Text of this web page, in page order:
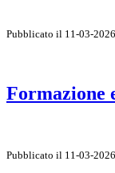
Pubblicato il 11-03-2026
Formazione
Pubblicato il 11-03-2026